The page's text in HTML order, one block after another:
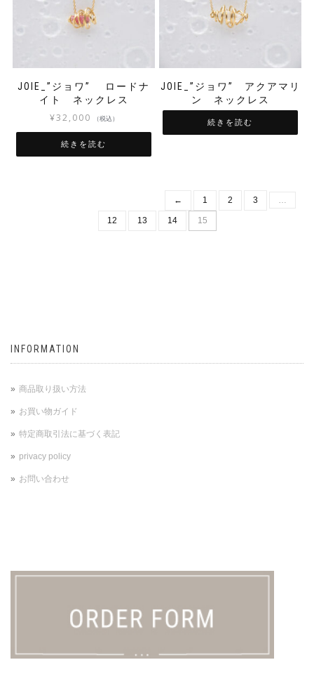
JOIE_”ジョワ” ロードナ
イト ネックレス
¥32,000 （税込）
続きを読む
JOIE_”ジョワ” アクアマリ
ン ネックレス
続きを読む
← 1 2 3 …
12 13 14 15
INFORMATION
商品取り扱い方法
お買い物ガイド
特定商取引法に基づく表記
privacy policy
お問い合わせ